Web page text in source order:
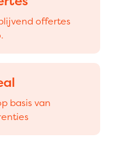
offertes
basis van